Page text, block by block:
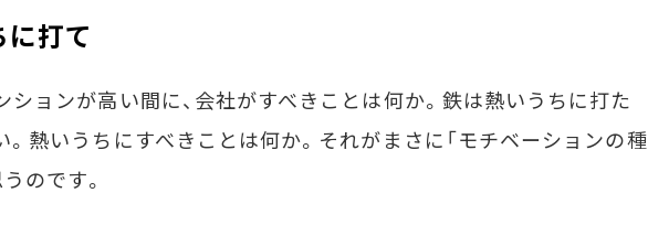
打て
ョンが高い間に、会社がすべきことは何か。鉄は熱いうちに打た
。熱いうちにすべきことは何か。それがまさに「モチベーションの種
のです。